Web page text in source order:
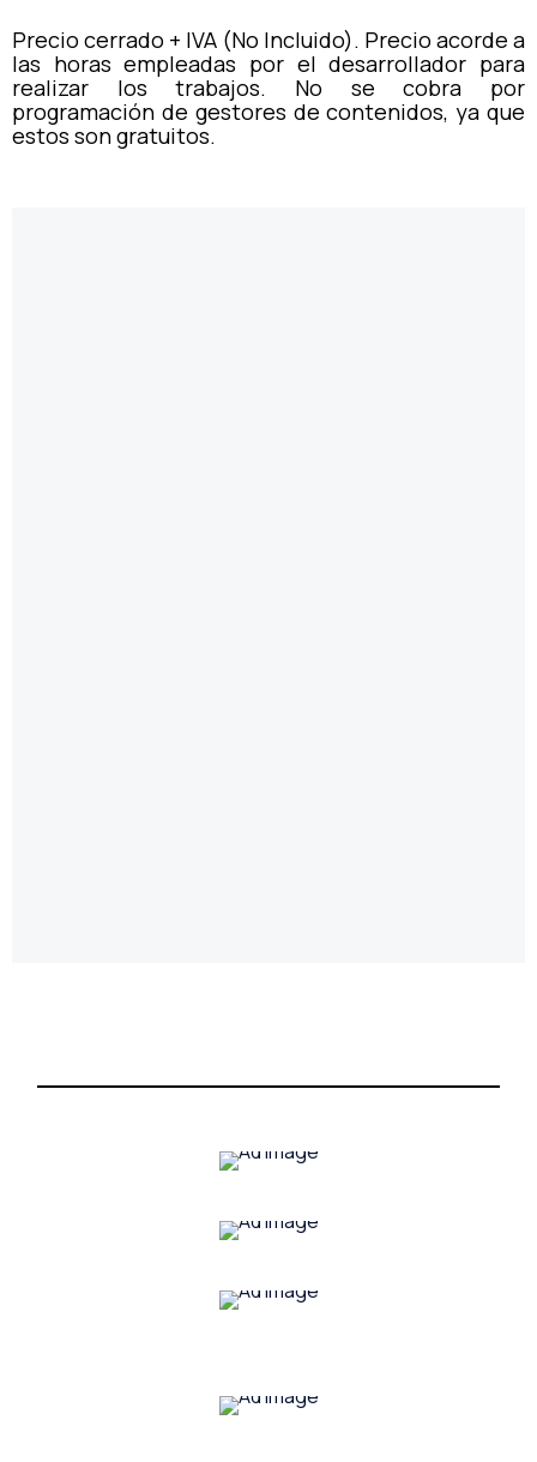
Precio cerrado + IVA (No Incluido). Precio acorde a
las horas empleadas por el desarrollador para
realizar los trabajos. No se cobra por
programación de gestores de contenidos, ya que
estos son gratuitos.